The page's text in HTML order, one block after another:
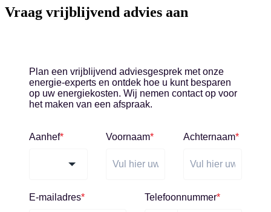
Vraag vrijblijvend advies aan
Plan een vrijblijvend adviesgesprek met onze
energie-experts en ontdek hoe u kunt besparen
op uw energiekosten. Wij nemen contact op voor
het maken van een afspraak.
Aanhef* Voornaam* Achternaam*
E-mailadres* Telefoonnummer*